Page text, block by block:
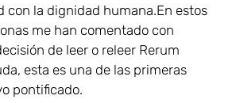
con la dignidad humana.En estos
me han comentado con
de leer o releer Rerum
esta es una de las primeras
pontificado.